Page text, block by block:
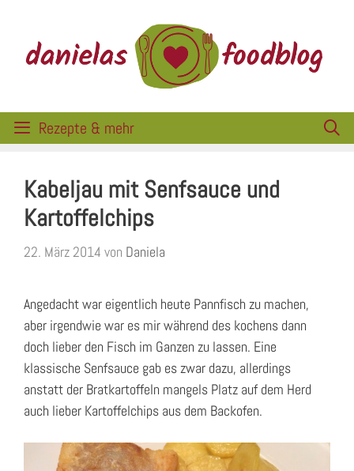
springen
Rezepte & mehr
Kabeljau mit Senfsauce und
Kartoffelchips
22. März 2014 von Daniela
Angedacht war eigentlich heute Pannfisch zu machen,
aber irgendwie war es mir während des kochens dann
doch lieber den Fisch im Ganzen zu lassen. Eine
klassische Senfsauce gab es zwar dazu, allerdings
anstatt der Bratkartoffeln mangels Platz auf dem Herd
auch lieber Kartoffelchips aus dem Backofen.